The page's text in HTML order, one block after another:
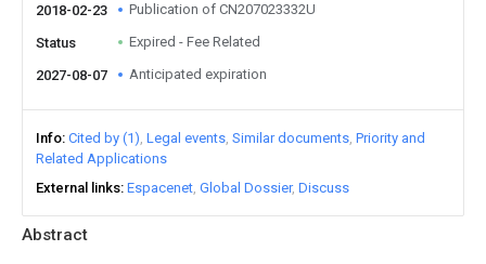
Abstract
2018-02-23 Publication of CN207023332U
Status Expired - Fee Related
2027-08-07 Anticipated expiration
Info Cited by (1) Legal events Similar documents Priority and
Related Applications
External links Espacenet Global Dossier Discuss